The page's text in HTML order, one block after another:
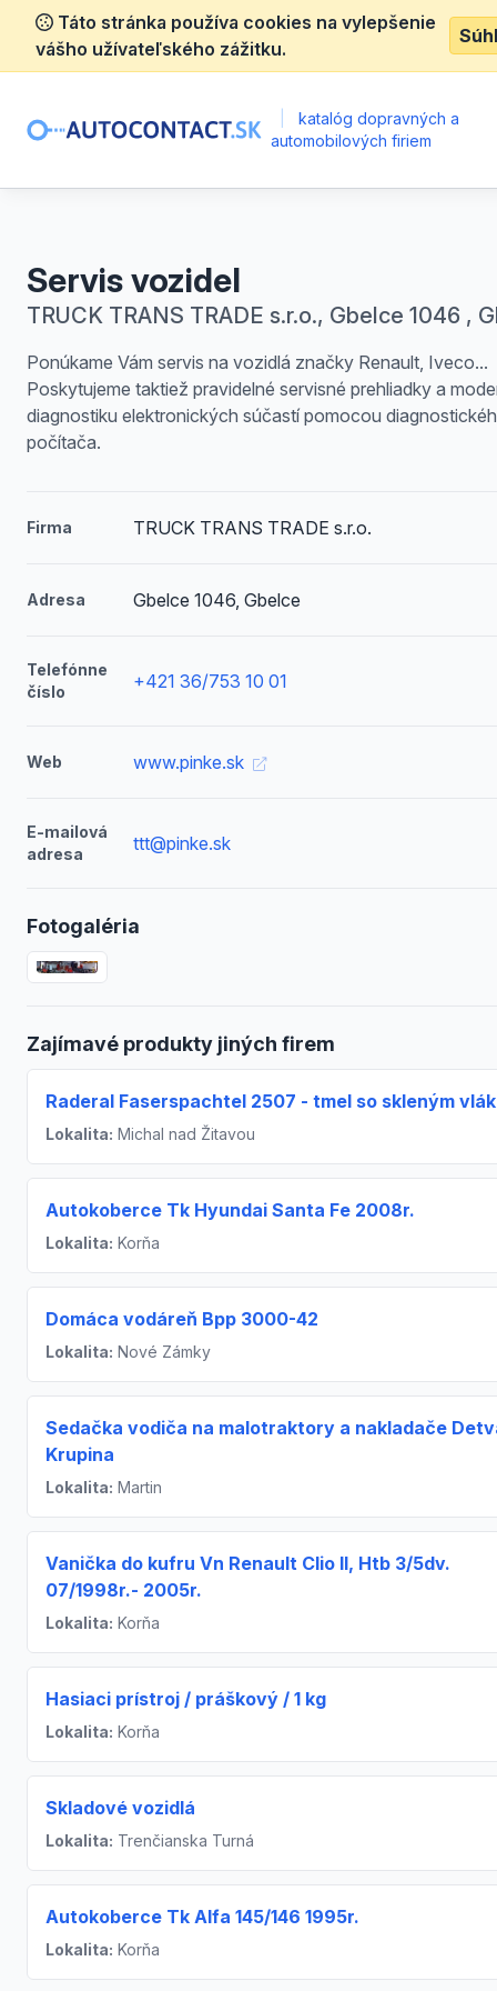
Táto stránka používa cookies na vylepšenie
vášho užívateľského zážitku.
katalóg dopravných a
automobilových firiem
Servis vozidel
TRUCK TRANS TRADE s.r.o., Gbelce 1046 ,
Ponúkame Vám servis na vozidlá značky Renault, Iveco...
Poskytujeme taktiež pravidelné servisné prehliadky a
diagnostiku elektronických súčastí pomocou
počítača.
Firma TRUCK TRANS TRADE s.r.o.
Adresa Gbelce 1046, Gbelce
Telefónne
číslo
+421 36/753 10 01
Web www.pinke.sk
E-mailová
adresa
ttt@pinke.sk
Fotogaléria
Zajímavé produkty jiných firem
Raderal Faserspachtel 2507 - tmel so skleným
Lokalita: Michal nad Žitavou
Autokoberce Tk Hyundai Santa Fe 2008r.
Lokalita: Korňa
Domáca vodáreň Bpp 3000-42
Lokalita: Nové Zámky
Sedačka vodiča na malotraktory a nakladače
Krupina
Lokalita: Martin
Vanička do kufru Vn Renault Clio II, Htb 3/5dv.
07/1998r.- 2005r.
Lokalita: Korňa
Hasiaci prístroj / práškový / 1 kg
Lokalita: Korňa
Skladové vozidlá
Lokalita: Trenčianska Turná
Autokoberce Tk Alfa 145/146 1995r.
Lokalita: Korňa